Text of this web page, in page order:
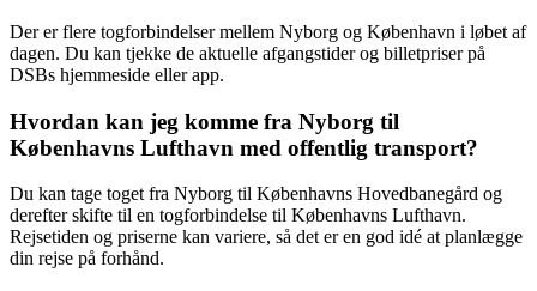
Der er flere togforbindelser mellem Nyborg og København i løbet af
dagen. Du kan tjekke de aktuelle afgangstider og billetpriser på
DSBs hjemmeside eller app.
Hvordan kan jeg komme fra Nyborg til
Københavns Lufthavn med offentlig transport?
Du kan tage toget fra Nyborg til Københavns Hovedbanegård og
derefter skifte til en togforbindelse til Københavns Lufthavn.
Rejsetiden og priserne kan variere, så det er en god idé at planlægge
din rejse på forhånd.